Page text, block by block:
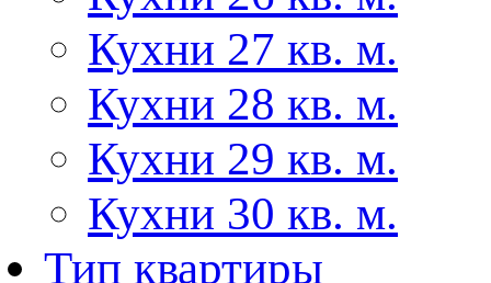
Кухни 27 кв. м.
Кухни 28 кв. м.
Кухни 29 кв. м.
Кухни 30 кв. м.
Тип квартиры